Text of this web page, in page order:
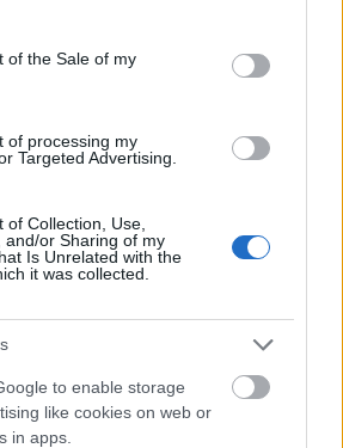
specified purposes in below Google
of the Sale of my
of processing my
Targeted Advertising.
of Collection, Use,
and/or Sharing of my
Is Unrelated with the
it was collected.
to enable storage
like cookies on web or
in apps.
az, amit épp nektek nem
a lófaszért, és mindezt
is... a Hunterről szóló postban,
torzítania, láthatóan nem
(az egyik ismertebb sci-
sem sosemhallott nullabéla
sem javította, hogy valaki
a helyeset. Ez is egyfajta
csak az olvasók, hozzák
sem az eléjük rakott áru
a véleményükkel nem törődünk